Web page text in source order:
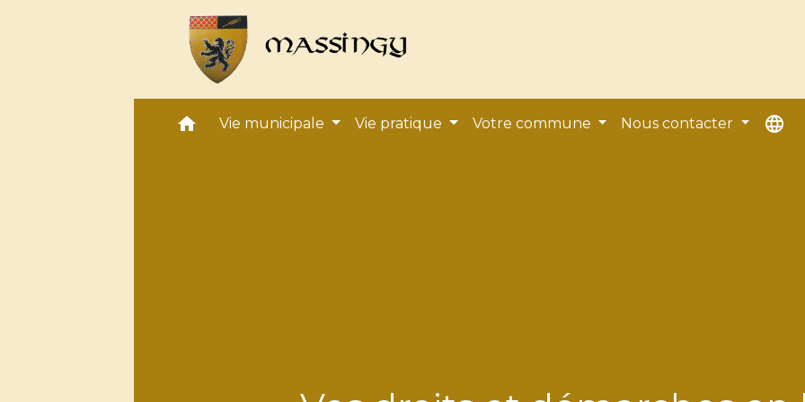
home Vie municipale Vie pratique Votre commune Nous contacter language